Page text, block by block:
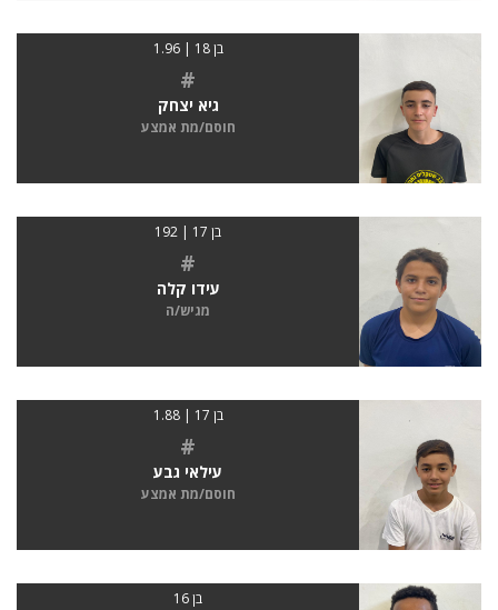
בן 18 | 1.96
#
גיא יצחק
חוסם/מת אמצע
בן 17 | 192
#
עידו קלה
מגיש/ה
בן 17 | 1.88
#
עילאי גבע
חוסם/מת אמצע
בן 16